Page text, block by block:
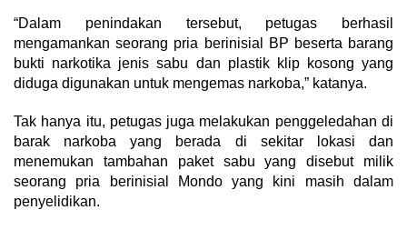
“Dalam penindakan tersebut, petugas berhasil
mengamankan seorang pria berinisial BP beserta barang
bukti narkotika jenis sabu dan plastik klip kosong yang
diduga digunakan untuk mengemas narkoba,” katanya.
Tak hanya itu, petugas juga melakukan penggeledahan di
barak narkoba yang berada di sekitar lokasi dan
menemukan tambahan paket sabu yang disebut milik
seorang pria berinisial Mondo yang kini masih dalam
penyelidikan.